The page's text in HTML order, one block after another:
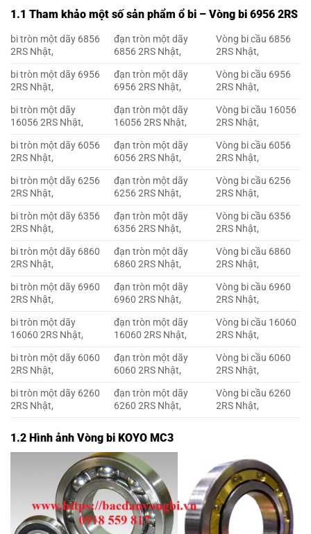
1.1 Tham khảo một số sản phẩm ổ bi – Vòng bi 6956 2RS
bi tròn một dãy 6856
2RS Nhật,
đạn tròn một dãy
6856 2RS Nhật,
Vòng bi cầu 6856
2RS Nhật,
bi tròn một dãy 6956
2RS Nhật,
đạn tròn một dãy
6956 2RS Nhật,
Vòng bi cầu 6956
2RS Nhật,
bi tròn một dãy
16056 2RS Nhật,
đạn tròn một dãy
16056 2RS Nhật,
Vòng bi cầu 16056
2RS Nhật,
bi tròn một dãy 6056
2RS Nhật,
đạn tròn một dãy
6056 2RS Nhật,
Vòng bi cầu 6056
2RS Nhật,
bi tròn một dãy 6256
2RS Nhật,
đạn tròn một dãy
6256 2RS Nhật,
Vòng bi cầu 6256
2RS Nhật,
bi tròn một dãy 6356
2RS Nhật,
đạn tròn một dãy
6356 2RS Nhật,
Vòng bi cầu 6356
2RS Nhật,
bi tròn một dãy 6860
2RS Nhật,
đạn tròn một dãy
6860 2RS Nhật,
Vòng bi cầu 6860
2RS Nhật,
bi tròn một dãy 6960
2RS Nhật,
đạn tròn một dãy
6960 2RS Nhật,
Vòng bi cầu 6960
2RS Nhật,
bi tròn một dãy
16060 2RS Nhật,
đạn tròn một dãy
16060 2RS Nhật,
Vòng bi cầu 16060
2RS Nhật,
bi tròn một dãy 6060
2RS Nhật,
đạn tròn một dãy
6060 2RS Nhật,
Vòng bi cầu 6060
2RS Nhật,
bi tròn một dãy 6260
2RS Nhật,
đạn tròn một dãy
6260 2RS Nhật,
Vòng bi cầu 6260
2RS Nhật,
1.2 Hình ảnh Vòng bi KOYO MC3